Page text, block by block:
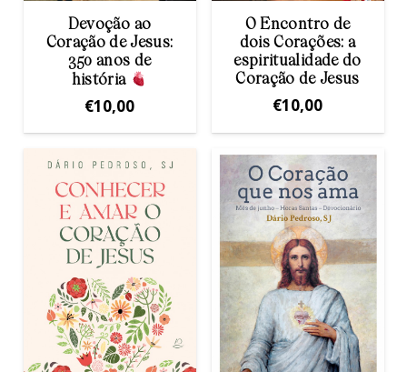
Devoção ao
Coração de Jesus:
350 anos de
história
€10,00
O Encontro de
dois Corações: a
espiritualidade do
Coração de Jesus
€10,00